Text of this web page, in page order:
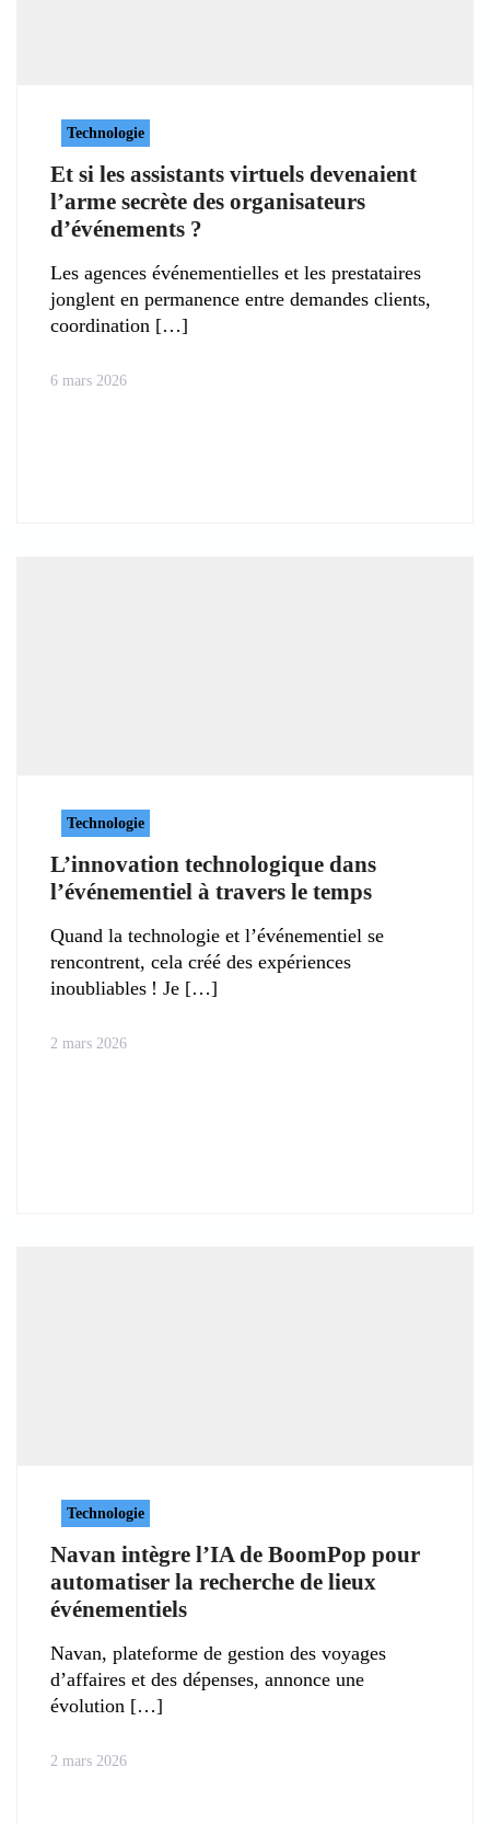
Technologie
Et si les assistants virtuels devenaient
l’arme secrète des organisateurs
d’événements ?
Les agences événementielles et les prestataires
jonglent en permanence entre demandes clients,
coordination
6 mars 2026
Technologie
L’innovation technologique dans
l’événementiel à travers le temps
Quand la technologie et l’événementiel se
rencontrent, cela créé des expériences
inoubliables ! Je
2 mars 2026
Technologie
Navan intègre l’IA de BoomPop pour
automatiser la recherche de lieux
événementiels
Navan, plateforme de gestion des voyages
d’affaires et des dépenses, annonce une
évolution
2 mars 2026